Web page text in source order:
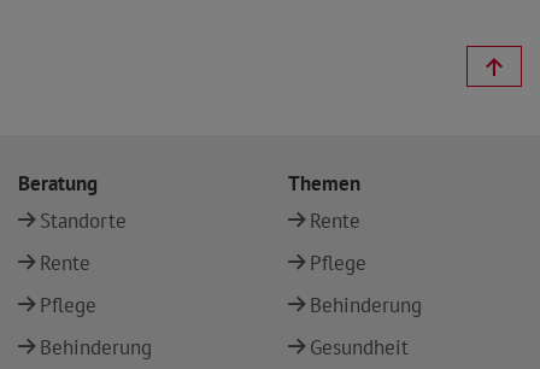
Beratung
Standorte
Rente
Pflege
Behinderung
Themen
Rente
Pflege
Behinderung
Gesundheit